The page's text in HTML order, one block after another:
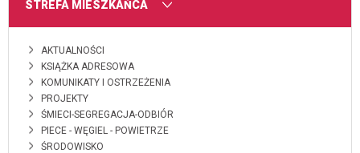
MENU
STREFA MIESZKAŃCA
AKTUALNOŚCI
KSIĄŻKA ADRESOWA
KOMUNIKATY I OSTRZEŻENIA
PROJEKTY
ŚMIECI-SEGREGACJA-ODBIÓR
PIECE - WĘGIEL - POWIETRZE
ŚRODOWISKO